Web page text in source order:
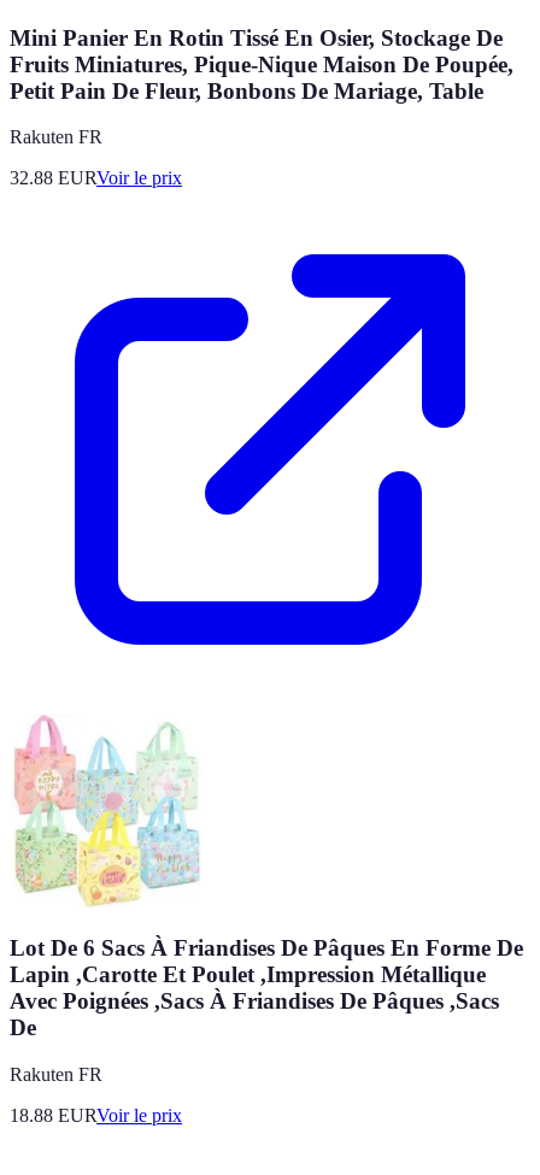
Mini Panier En Rotin Tissé En Osier, Stockage De
Fruits Miniatures, Pique-Nique Maison De Poupée,
Petit Pain De Fleur, Bonbons De Mariage, Table
Rakuten FR
32.88 EURVoir le prix
Lot De 6 Sacs À Friandises De Pâques En Forme De
Lapin ,Carotte Et Poulet ,Impression Métallique
Avec Poignées ,Sacs À Friandises De Pâques ,Sacs
De
Rakuten FR
18.88 EURVoir le prix